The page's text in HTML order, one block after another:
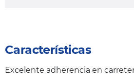
Características
Excelente adherencia en